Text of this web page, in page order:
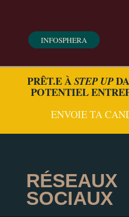
INFOSPHERA
PRÊT.E ÀSTEP UP
POTENTIEL
ENVOIE TA
RÉSEAUX
SOCIAUX